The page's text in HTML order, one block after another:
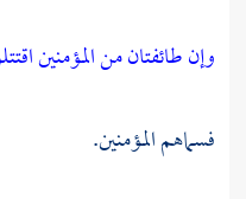
وإن طائفتان من المؤمنين
فسماهم المؤمنين.